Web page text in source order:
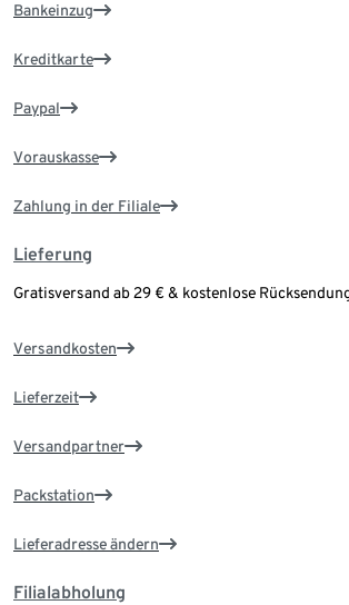
Bankeinzug
Kreditkarte
Paypal
Vorauskasse
Zahlung in der Filiale
Lieferung
Gratisversand ab 29 € & kostenlose
Versandkosten
Lieferzeit
Versandpartner
Packstation
Lieferadresse ändern
Filialabholung